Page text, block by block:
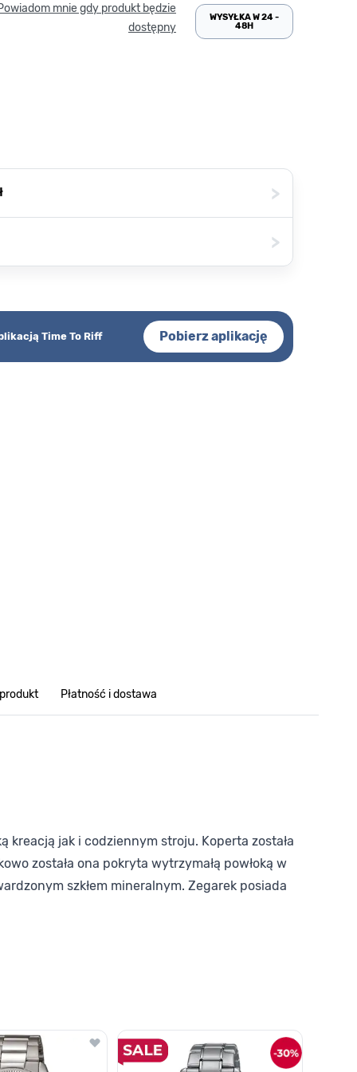
mnie gdy produkt będzie
dostępny
WYSYŁKA W 24 -
48H
>
>
Time To Riff Pobierz aplikację
Płatność i dostawa
kreacją jak i codziennym stroju. Koperta została
została ona pokryta wytrzymałą powłoką w
szkłem mineralnym. Zegarek posiada
nawigacji karuzeli za pomocą linka pomijającego.